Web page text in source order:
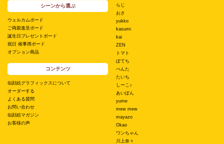
シーンから選ぶ
ウェルカムボード
ご両親進呈ボード
誕生日プレゼントボード
祝日 催事用ボード
オプション商品
コンテンツ
似顔絵グラフィックスについて
オーダーする
よくある質問
お問い合わせ
似顔絵マガジン
お客様の声
らじ
おさ
yukko
kasumi
kai
ZEN
トマト
ぽてち
ぺんた
たいち
しーこ♪
あいぽん
yume
mew mew
mayazo
Okao
ワンちゃん
川上奈々